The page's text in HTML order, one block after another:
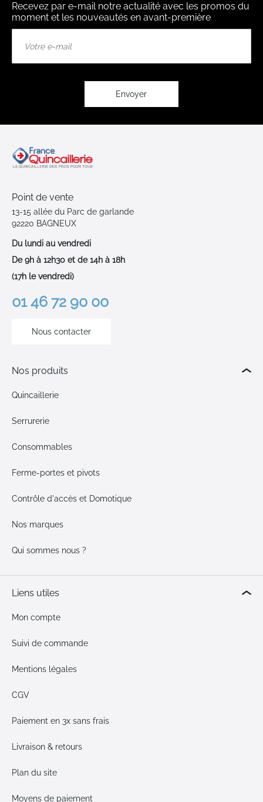
Recevez par e-mail notre actualité avec les promos du
moment et les nouveautés en avant-première
Envoyer
Point de vente
13-15 allée du Parc de garlande
92220 BAGNEUX
Du lundi au vendredi
De 9h à 12h30 et de 14h à 18h
(17h le vendredi)
01 46 72 90 00
Nous contacter
Nos produits
Quincaillerie
Serrurerie
Consommables
Ferme-portes et pivots
Contrôle d'accès et Domotique
Nos marques
Qui sommes nous ?
Liens utiles
Mon compte
Suivi de commande
Mentions légales
CGV
Paiement en 3x sans frais
Livraison & retours
Plan du site
Moyens de paiement